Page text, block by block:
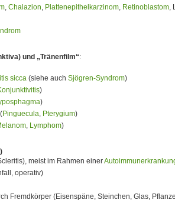
, Chalazion, Plattenepithelkarzinom, Retinoblastom,
und „Tränenfilm“:
sicca (siehe auch Sjögren-Syndrom)
)
)
Pinguecula, Pterygium)
, Lymphom)
meist im Rahmen einer
operativ)
Fremdkörper (Eisenspäne, Steinchen, Glas,